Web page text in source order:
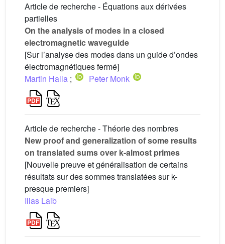
Article de recherche - Équations aux dérivées
partielles
On the analysis of modes in a closed
electromagnetic waveguide
[Sur l’analyse des modes dans un guide d’ondes
électromagnétiques fermé]
Martin Halla ; Peter Monk
Article de recherche - Théorie des nombres
New proof and generalization of some results
on translated sums over k-almost primes
[Nouvelle preuve et généralisation de certains
résultats sur des sommes translatées sur k-
presque premiers]
Ilias Laib